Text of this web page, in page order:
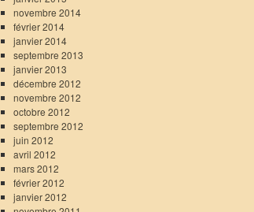
novembre 2014
février 2014
janvier 2014
septembre 2013
janvier 2013
décembre 2012
novembre 2012
octobre 2012
septembre 2012
juin 2012
avril 2012
mars 2012
février 2012
janvier 2012